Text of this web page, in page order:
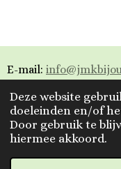
Deze website
doeleinden en/of
Door gebruik te
hiermee akkoord.
E-mail:
Tiktok: jmkbijoux
Instagram:
Facebook: